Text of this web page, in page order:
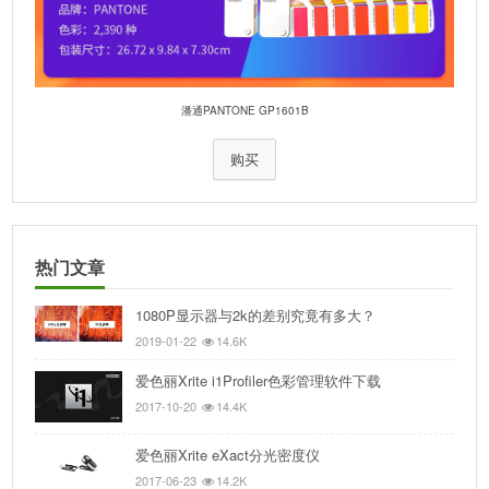
潘通PANTONE GP1601B
购买
热门文章
1080P显示器与2k的差别究竟有多大？
2019-01-22 14.6K
爱色丽Xrite i1Profiler色彩管理软件下载
2017-10-20 14.4K
爱色丽Xrite eXact分光密度仪
2017-06-23 14.2K